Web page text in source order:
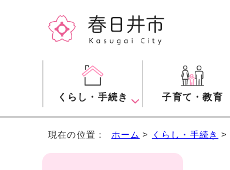
くらし・手続き 子育て・教育
現在の位置： ホーム > くらし・手続き >